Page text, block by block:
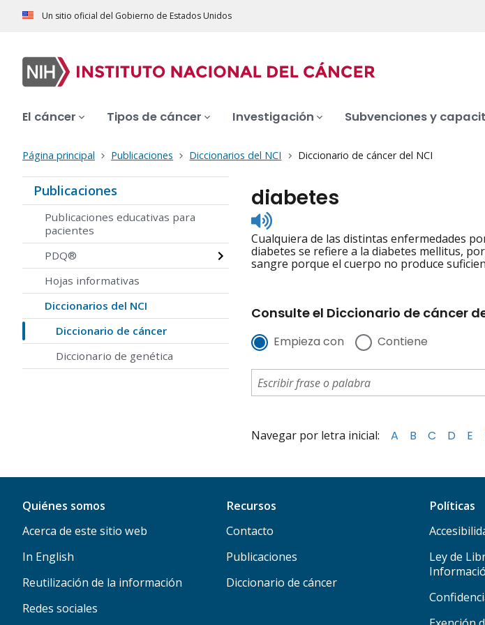
Un sitio oficial del Gobierno de Estados Unidos
El cáncer Tipos de cáncer Investigación Subvenciones y
Página principal Publicaciones Diccionarios del NCI Diccionario de cáncer del NCI
Publicaciones
Publicaciones educativas para
pacientes
PDQ®
Hojas informativas
Diccionarios del NCI
Diccionario de cáncer
Diccionario de genética
diabetes
Listen
to
pronunciation
Cualquiera de las distintas enfermedades
diabetes se refiere a la diabetes mellitus,
sangre porque el cuerpo no produce
Consulte el Diccionario de cáncer
Empieza con Contiene
Navegar por letra inicial: A B C D E
Quiénes somos
Acerca de este sitio web
In English
Reutilización de la información
Redes sociales
Recursos
Contacto
Publicaciones
Diccionario de cáncer
Políticas
Ley de